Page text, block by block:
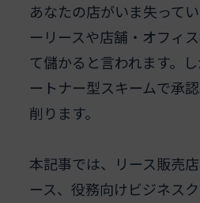
あなたの店がいま失って
ーリースや店舗・オフィ
て儲かると言われます。し
ートナー型スキームで承
削ります。
本記事では、リース販売
ース、役務向けビジネス